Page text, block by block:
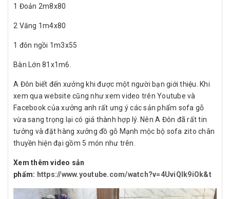
1 Đoản 2m8x80
2 Văng 1m4x80
1 đôn ngồi 1m3x55
Bàn Lớn 81x1m6.
A Đôn biết đến xưởng khi được một người bạn giới thiệu. Khi
xem qua website cũng như xem video trên Youtube và
Facebook của xưởng anh rất ưng ý các sản phẩm sofa gỗ
vừa sang trọng lại có giá thành hợp lý. Nên A Đôn đã rất tin
tưởng và đặt hàng xưởng đồ gỗ Mạnh mộc bộ sofa zito chân
thuyền hiện đại gồm 5 món như trên.
Xem thêm video sản
phẩm: https://www.youtube.com/watch?v=4UviQIk9iOk&t